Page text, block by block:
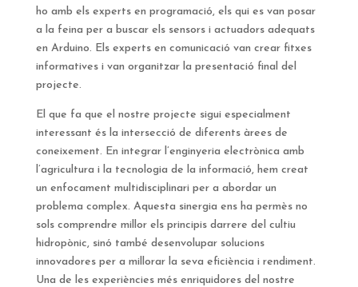
ho amb els experts en programació, els qui es van posar
a la feina per a buscar els sensors i actuadors adequats
en Arduino. Els experts en comunicació van crear fitxes
informatives i van organitzar la presentació final del
projecte.
El que fa que el nostre projecte sigui especialment
interessant és la intersecció de diferents àrees de
coneixement. En integrar l’enginyeria electrònica amb
l’agricultura i la tecnologia de la informació, hem creat
un enfocament multidisciplinari per a abordar un
problema complex. Aquesta sinergia ens ha permès no
sols comprendre millor els principis darrere del cultiu
hidropònic, sinó també desenvolupar solucions
innovadores per a millorar la seva eficiència i rendiment.
Una de les experiències més enriquidores del nostre